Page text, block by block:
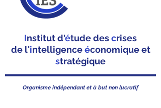
Institut d'étude descrises
de l'intelligenceéconomique et
stratégique
Organisme indépendant et à but non lucratif